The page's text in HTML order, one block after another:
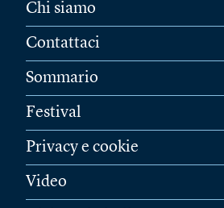
Chi siamo
Contattaci
Sommario
Festival
Privacy e cookie
Video